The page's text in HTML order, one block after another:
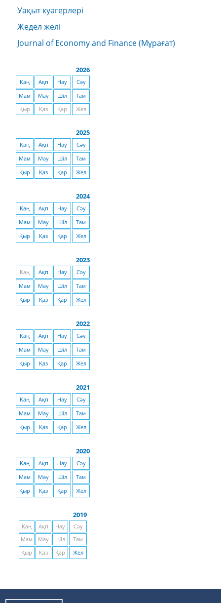
Уақыт куәгерлері
Жедел желі
Journal of Economy and Finance (Мұрағат)
2026
Қаң Ақп Нау
Сәу
Мам
Мау Шіл
Там
Қыр
Қаз Қар Жел
2025
Қаң Ақп Нау
Сәу
Мам
Мау Шіл
Там
Қыр
Қаз Қар Жел
2024
Қаң Ақп Нау
Сәу
Мам
Мау Шіл
Там
Қыр
Қаз Қар Жел
2023
Қаң Ақп Нау
Сәу
Мам
Мау Шіл
Там
Қыр
Қаз Қар Жел
2022
Қаң Ақп Нау
Сәу
Мам
Мау Шіл
Там
Қыр
Қаз Қар Жел
2021
Қаң Ақп Нау
Сәу
Мам
Мау Шіл
Там
Қыр
Қаз Қар Жел
2020
Қаң Ақп Нау
Сәу
Мам
Мау Шіл
Там
Қыр
Қаз Қар Жел
2019
Қаң Ақп Нау
Сәу
Мам
Мау Шіл
Там
Қыр
Қаз Қар Жел